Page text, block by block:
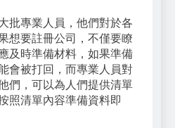
批專業人員，他們對於各
想要註冊公司，不僅要瞭
及時準備材料，如果準備
會被打回，而專業人員對
們，可以為人們提供清單
照清單內容準備資料即